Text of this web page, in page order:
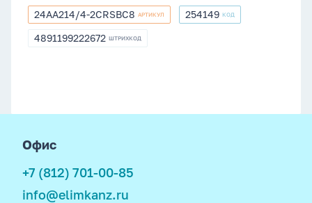
шт
24AA214/4-
2CRSBC8
24AA214/4-2CRSBC8 АРТИКУЛ 254149
254149 КОД
4891199222672
4891199222672 ШТРИХКОД
Офис
+7 (812) 701-00-85
info@elimkanz.ru